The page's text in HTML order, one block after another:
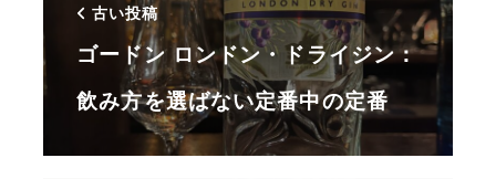
古い投稿
ゴードン ロンドン・ドライジン：
飲み方を選ばない定番中の定番